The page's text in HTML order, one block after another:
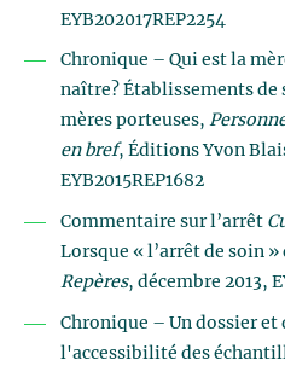
EYB202017REP2254
Chronique – Qui est la
naître? Établissements de
mères porteuses,
en bref, Éditions Yvon
EYB2015REP1682
Commentaire sur l’arrêt
Lorsque « l’arrêt de soin
Repères, décembre 2013,
Chronique – Un dossier et
l'accessibilité des